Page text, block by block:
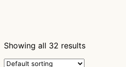
Showing all 32 results